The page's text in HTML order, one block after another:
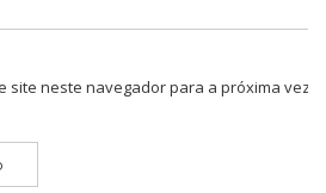
site neste navegador para a próxima vez